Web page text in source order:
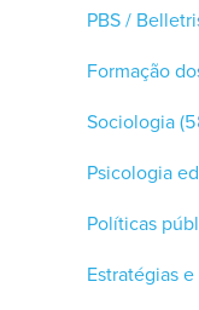
Formação
Sociologia
Psicologia
Políticas